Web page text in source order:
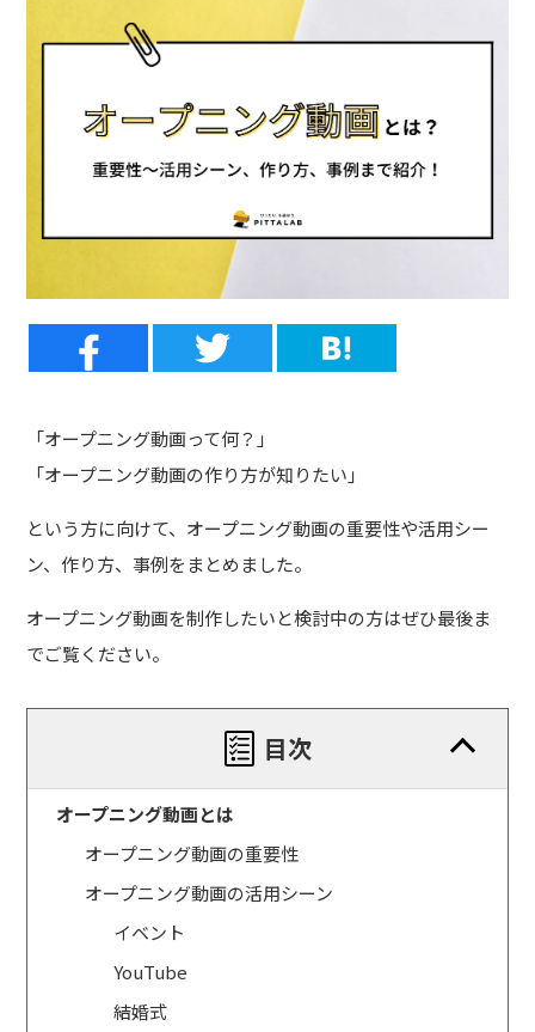
「オープニング動画って何？」
「オープニング動画の作り方が知りたい」
という方に向けて、オープニング動画の重要性や活用シー
ン、作り方、事例をまとめました。
オープニング動画を制作したいと検討中の方はぜひ最後ま
でご覧ください。
目次
オープニング動画とは
オープニング動画の重要性
オープニング動画の活用シーン
イベント
YouTube
結婚式